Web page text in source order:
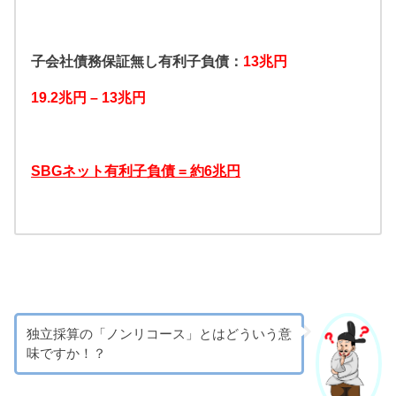
子会社債務保証無し有利子負債： 13兆円
19.2兆円 – 13兆円
SBGネット有利子負債 = 約6兆円
独立採算の「ノンリコース」とはどういう意
味ですか！？